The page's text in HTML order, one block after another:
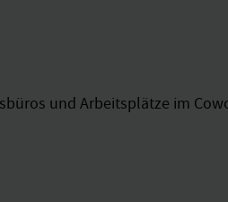
und Arbeitsplätze im